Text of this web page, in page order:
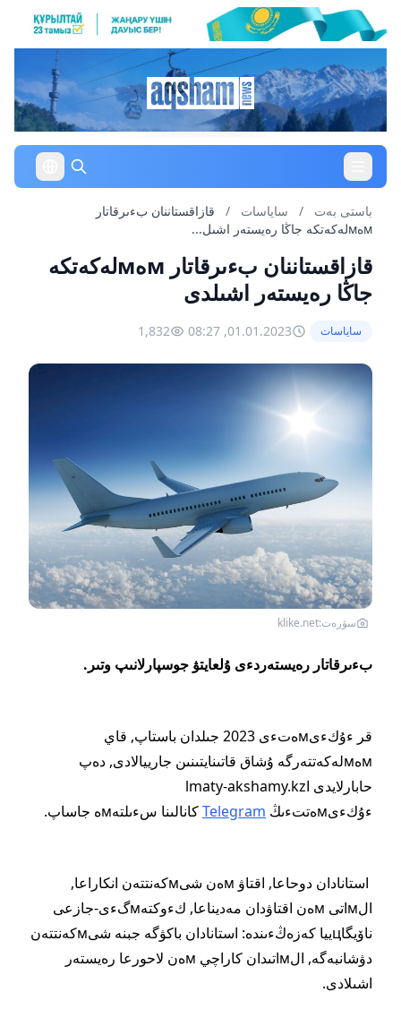
باستى بەت / ساياسات /
قازاقستاننان بءىرقاتار
мەмلەكەتكە جاڭا رەيستەر اشىل...
قازاقستاننان بءىرقاتار мەмلەكەتكە
جاڭا رەيستەر اشىلدى
ساياسات 01.01.2023, 08:27
1,832
سۋرەت:klike.net
بءىرقاتار رەيستەردءى ۇلعايتۋ جوسپارلانىپ وتىر.
قر ءۇكءىмەتءى 2023 جىلدان باستاپ, قاي
мەмلەكەتتەرگە ۇشاق قاتىنايتىنىن جارييالادى, دەپ
حابارلايدى اlmaty-akshamy.kz
ءۇكءىмەتتءىڭ
Telegramكانالىنا سءىلتەмە جاساپ.
استانادان دوحاعا, اقتاۋ мەن شىмكەنتتەن انكاراعا,
الмاتى мەن اقتاۋدان مەديناعا, كءوكتەмگءى-جازعى
ناۆيگاцييا كەزەڭءىندە: استانادان باكۋگە جبنە شىмكەنتتەن
دۋشانبەگە, الмاتىدان كاراچي мەن لاحورعا رەيستەر
اشىلادى.